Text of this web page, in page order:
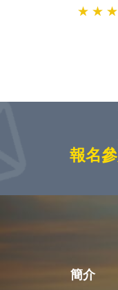
★ ★ ★
報名
簡介